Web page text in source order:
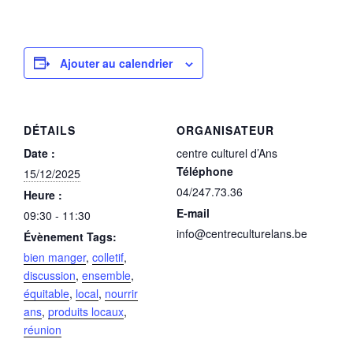
Ajouter au calendrier
DÉTAILS
Date :
15/12/2025
Heure :
09:30 - 11:30
Évènement Tags:
bien manger, colletif,
discussion, ensemble,
équitable, local, nourrir
ans, produits locaux,
réunion
ORGANISATEUR
centre culturel d’Ans
Téléphone
04/247.73.36
E-mail
info@centreculturelans.be